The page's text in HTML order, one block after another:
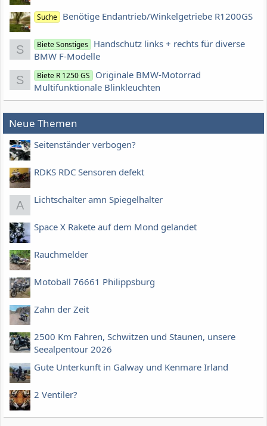
Suche Benötige Endantrieb/Winkelgetriebe R1200GS
S Biete Sonstiges Handschutz links + rechts für diverse
BMW F-Modelle
S Biete R 1250 GS
Originale BMW-Motorrad
Multifunktionale Blinkleuchten
Neue Themen
Seitenständer verbogen?
RDKS RDC Sensoren defekt
A Lichtschalter amn Spiegelhalter
Space X Rakete auf dem Mond gelandet
Rauchmelder
Motoball 76661 Philippsburg
Zahn der Zeit
2500 Km Fahren, Schwitzen und Staunen, unsere
Seealpentour 2026
Gute Unterkunft in Galway und Kenmare Irland
2 Ventiler?